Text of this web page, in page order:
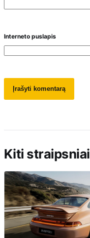
Interneto puslapis
Kiti straipsniai